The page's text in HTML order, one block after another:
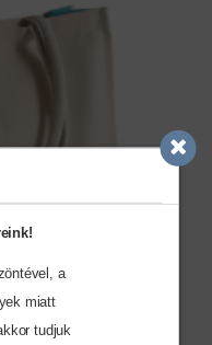
a
miatt
tudjuk